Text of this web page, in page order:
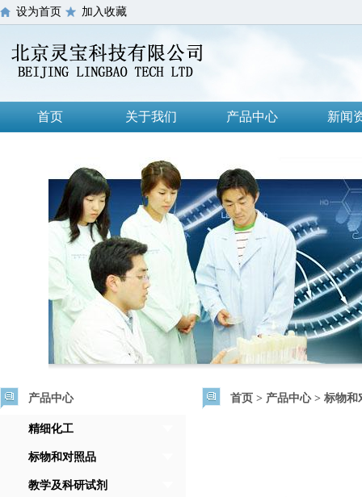
设为首页 加入收藏
首页 关于我们 产品中心 新闻
产品中心
精细化工
标物和对照品
教学及科研试剂
首页 > 产品中心> 标物和